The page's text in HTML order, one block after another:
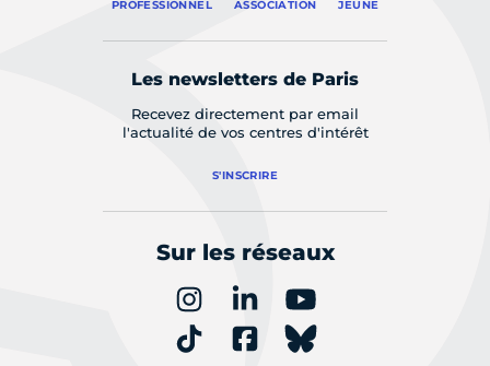
PROFESSIONNEL ASSOCIATION JEUNE
Les newsletters de Paris
Recevez directement par email
l'actualité de vos centres d'intérêt
S'INSCRIRE
Sur les réseaux